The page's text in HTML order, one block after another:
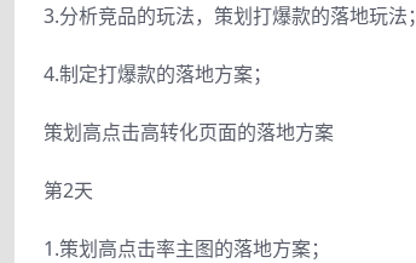
3.分析竞品的玩法，策划打爆款的落地玩法；
4.制定打爆款的落地方案；
策划高点击高转化页面的落地方案
第2天
1.策划高点击率主图的落地方案；